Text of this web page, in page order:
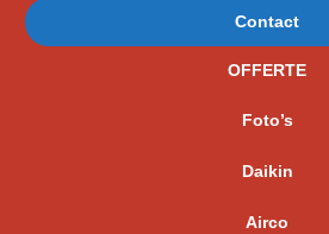
Contact
OFFERTE
Foto’s
Daikin
Airco